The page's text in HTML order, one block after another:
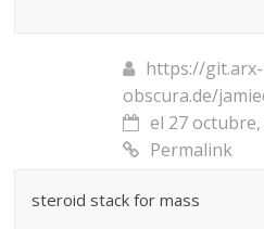
https://git.arx-
obscura.de/
el 27 octubre,
Permalink
steroid stack for mass